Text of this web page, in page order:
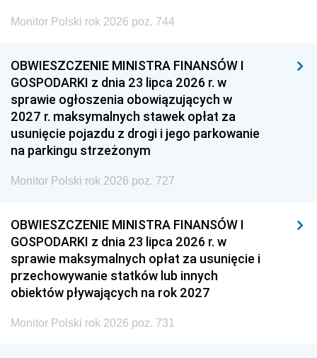
Monitor Polski rok 2026 poz. 744
OBWIESZCZENIE MINISTRA FINANSÓW I
GOSPODARKI z dnia 23 lipca 2026 r. w
sprawie ogłoszenia obowiązujących w
2027 r. maksymalnych stawek opłat za
usunięcie pojazdu z drogi i jego parkowanie
na parkingu strzeżonym
Monitor Polski rok 2026 poz. 727
OBWIESZCZENIE MINISTRA FINANSÓW I
GOSPODARKI z dnia 23 lipca 2026 r. w
sprawie maksymalnych opłat za usunięcie i
przechowywanie statków lub innych
obiektów pływających na rok 2027
Monitor Polski rok 2026 poz. 731